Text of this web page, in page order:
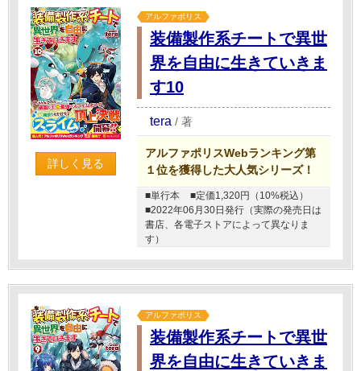
詳しく見る
アルファポリス
装備製作系チートで異世
界を自由に生きていきま
す10
tera / 著
アルファポリスWebランキング第
１位を獲得した大人気シリーズ！
■単行本
■定価1,320円（10%税込）
■2022年06月30日発行（実際の発売日は
書店、各電子ストアによって異なりま
す）
アルファポリス
装備製作系チートで異世
界を自由に生きていきま